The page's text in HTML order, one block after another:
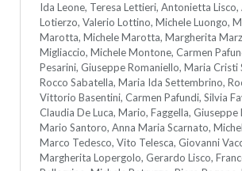
Ida Leone, Teresa Lettieri, Antonietta
Lotierzo, Valerio Lottino, Michele Luongo,
Marotta, Michele Marotta, Margherita
Migliaccio, Michele Montone, Carmen
Pesarini, Giuseppe Romaniello, Maria Cristi
Rocco Sabatella, Maria Ida Settembrino,
Vittorio Basentini, Carmen Pafundi, Silvia
Claudia De Luca, Mario, Faggella, Giuseppe
Mario Santoro, Anna Maria Scarnato,
Marco Tedesco, Vito Telesca, Giovanni
Margherita Lopergolo, Gerardo Lisco,